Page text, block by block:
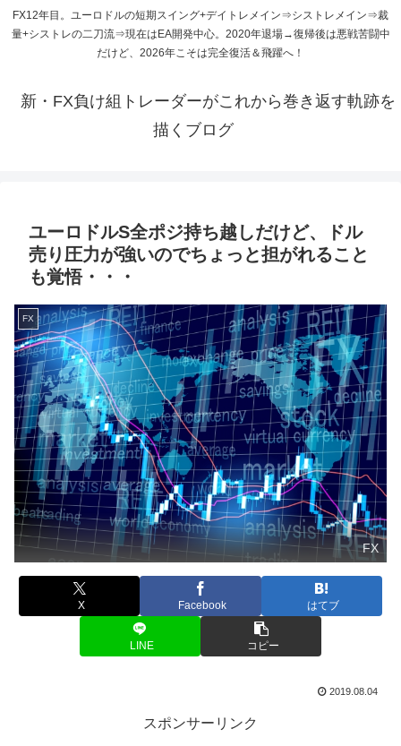
FX12年目。ユーロドルの短期スイング+デイトレメイン⇒シストレメイン⇒裁
量+シストレの二刀流⇒現在はEA開発中心。2020年退場→復帰後は悪戦苦闘中
だけど、2026年こそは完全復活＆飛躍へ！
新・FX負け組トレーダーがこれから巻き返す軌跡を
描くブログ
ユーロドルS全ポジ持ち越しだけど、ドル
売り圧力が強いのでちょっと担がれること
も覚悟・・・
FX
FX
X Facebook はてブ
LINE コピー
2019.08.04
スポンサーリンク